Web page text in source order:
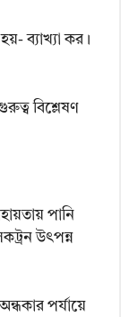
ব্যাখ্যা কর।
বিশ্লেষণ
পানি
উৎপন্ন
পর্যায়ে